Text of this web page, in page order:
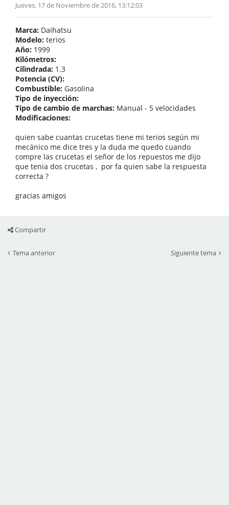
Jueves, 17 de Noviembre de 2016, 13:12:03
Marca: Daihatsu
Modelo: terios
Año: 1999
Kilómetros:
Cilindrada: 1.3
Potencia (CV):
Combustible: Gasolina
Tipo de inyección:
Tipo de cambio de marchas: Manual - 5 velocidades
Modificaciones:
quien sabe cuantas crucetas tiene mi terios según mi
mecánico me dice tres y la duda me quedo cuando
compre las crucetas el señor de los repuestos me dijo
que tenia dos crucetas , por fa quien sabe la respuesta
correcta ?
gracias amigos
Compartir
Tema anterior Siguiente tema